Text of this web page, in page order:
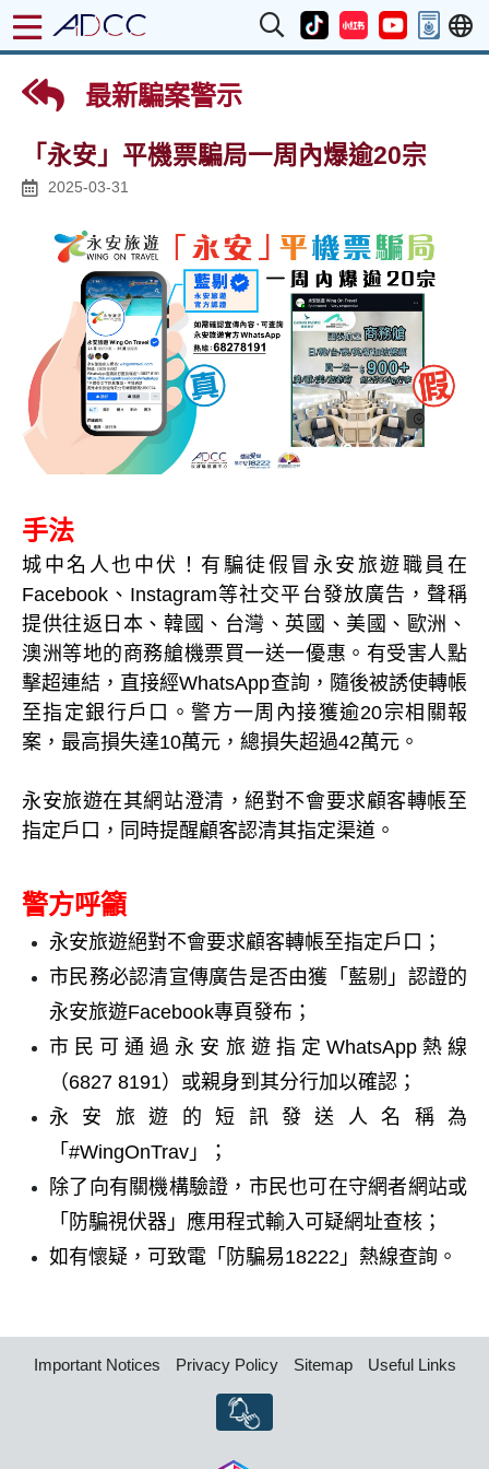
最新騙案警示
「永安」平機票騙局一周內爆逾20宗
2025-03-31
手法
城中名人也中伏！有騙徒假冒永安旅遊職員在
Facebook、Instagram等社交平台發放廣告，聲稱
提供往返日本、韓國、台灣、英國、美國、歐洲、
澳洲等地的商務艙機票買一送一優惠。有受害人點
擊超連結，直接經WhatsApp查詢，隨後被誘使轉帳
至指定銀行戶口。警方一周內接獲逾20宗相關報
案，最高損失達10萬元，總損失超過42萬元。
永安旅遊在其網站澄清，絕對不會要求顧客轉帳至
指定戶口，同時提醒顧客認清其指定渠道。
警方呼籲
永安旅遊絕對不會要求顧客轉帳至指定戶口；
市民務必認清宣傳廣告是否由獲「藍剔」認證的
永安旅遊Facebook專頁發布；
市民可通過永安旅遊指定WhatsApp熱線
（6827 8191）或親身到其分行加以確認；
永安旅遊的短訊發送人名稱為
「#WingOnTrav」；
除了向有關機構驗證，市民也可在守網者網站或
「防騙視伏器」應用程式輸入可疑網址查核；
如有懷疑，可致電「防騙易18222」熱線查詢。
Important Notices Privacy Policy Sitemap Useful Links